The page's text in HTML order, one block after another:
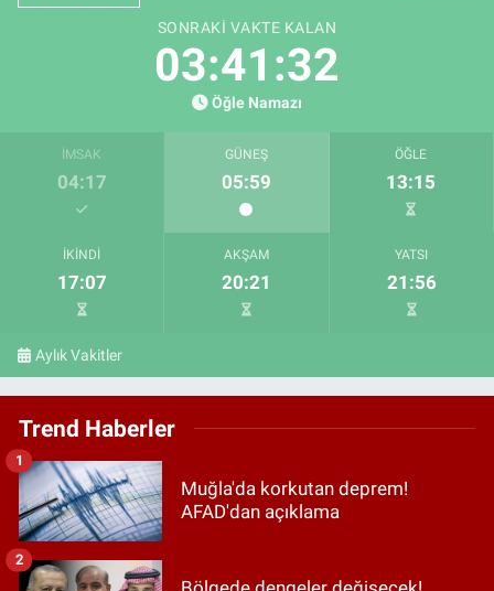
SONRAKI VAKTE KALAN
03:41:32
Öğle Namazı
İMSAK
04:17
GÜNEŞ
05:59
ÖĞLE
13:15
İKINDI
17:07
AKŞAM
20:21
YATSI
21:56
Aylık Vakitler
Trend Haberler
Muğla'da korkutan deprem!
AFAD'dan açıklama
1
2